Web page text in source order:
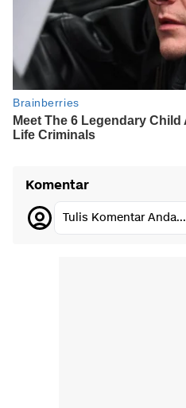
Komentar
Tulis Komentar Anda...